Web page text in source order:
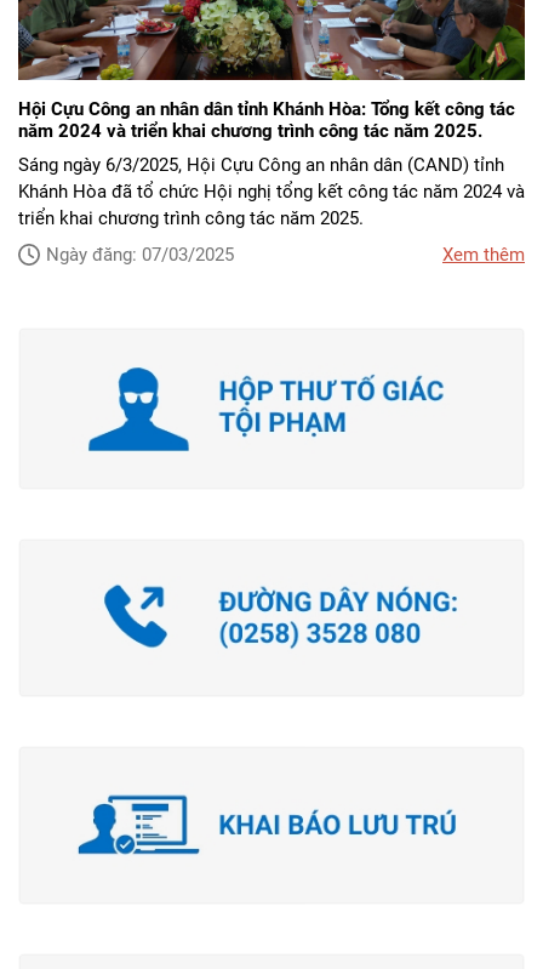
Hội Cựu Công an nhân dân tỉnh Khánh Hòa: Tổng kết công tác
năm 2024 và triển khai chương trình công tác năm 2025.
Sáng ngày 6/3/2025, Hội Cựu Công an nhân dân (CAND) tỉnh
Khánh Hòa đã tổ chức Hội nghị tổng kết công tác năm 2024 và
triển khai chương trình công tác năm 2025.
Ngày đăng: 07/03/2025
Xem thêm